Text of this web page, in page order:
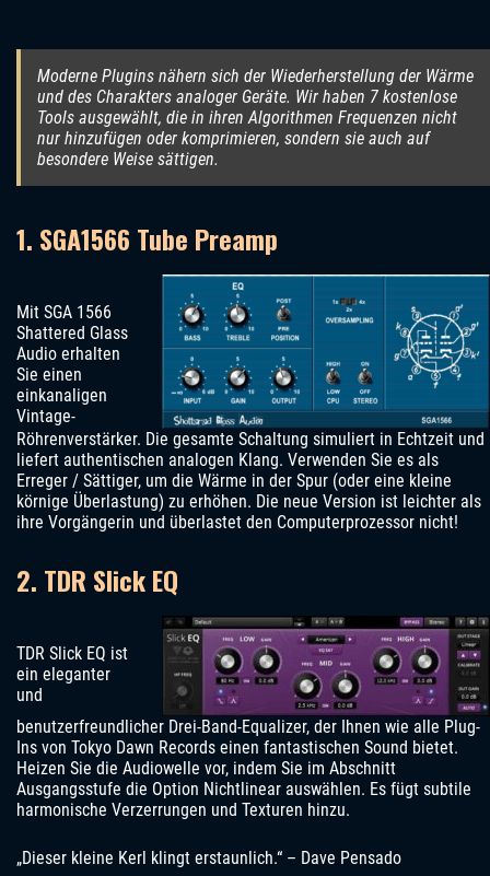
Moderne Plugins nähern sich der Wiederherstellung der Wärme
und des Charakters analoger Geräte. Wir haben 7 kostenlose
Tools ausgewählt, die in ihren Algorithmen Frequenzen nicht
nur hinzufügen oder komprimieren, sondern sie auch auf
besondere Weise sättigen.
1. SGA1566 Tube Preamp
Mit SGA 1566
Shattered Glass
Audio erhalten
Sie einen
einkanaligen
Vintage-
Röhrenverstärker. Die gesamte Schaltung simuliert in Echtzeit und
liefert authentischen analogen Klang. Verwenden Sie es als
Erreger / Sättiger, um die Wärme in der Spur (oder eine kleine
körnige Überlastung) zu erhöhen. Die neue Version ist leichter als
ihre Vorgängerin und überlastet den Computerprozessor nicht!
2. TDR Slick EQ
TDR Slick EQ ist
ein eleganter
und
benutzerfreundlicher Drei-Band-Equalizer, der Ihnen wie alle Plug-
Ins von Tokyo Dawn Records einen fantastischen Sound bietet.
Heizen Sie die Audiowelle vor, indem Sie im Abschnitt
Ausgangsstufe die Option Nichtlinear auswählen. Es fügt subtile
harmonische Verzerrungen und Texturen hinzu.
„Dieser kleine Kerl klingt erstaunlich.“ – Dave Pensado